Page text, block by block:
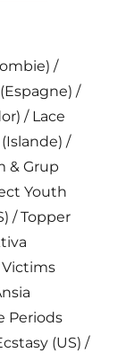
/
/
/ Lace
/
& Grup
Youth
/ Topper
Victims
Periods
(US) /